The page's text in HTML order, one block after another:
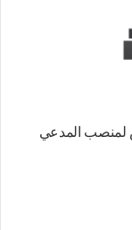
لمنصب المدعي